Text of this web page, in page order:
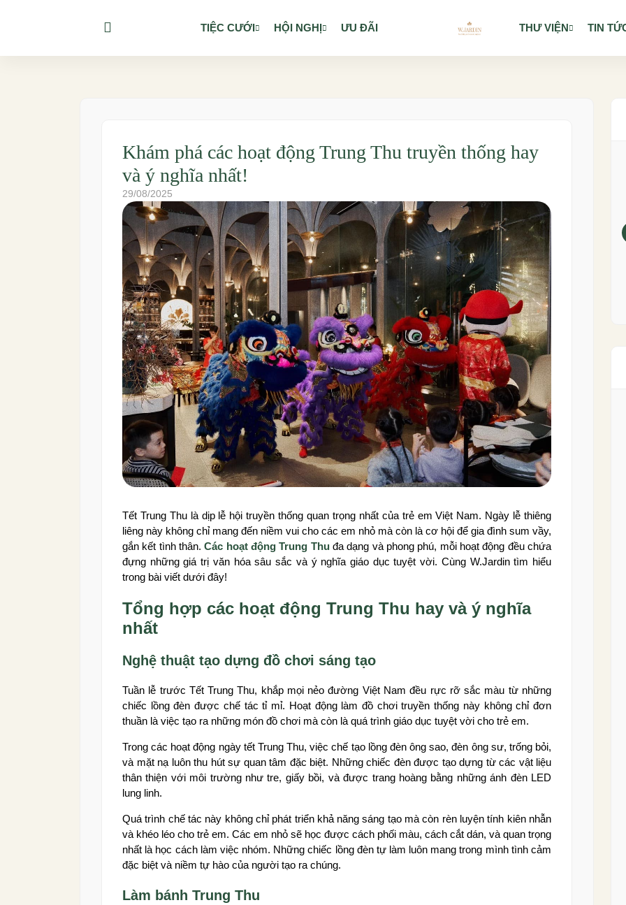
TIỆC CƯỚI HỘI NGHỊ ƯU ĐÃI THƯ VIỆN TIN
Khám phá các hoạt động Trung Thu truyền thống hay
và ý nghĩa nhất!
29/08/2025
Tết Trung Thu là dịp lễ hội truyền thống quan trọng nhất của trẻ em Việt Nam. Ngày lễ thiêng
liêng này không chỉ mang đến niềm vui cho các em nhỏ mà còn là cơ hội để gia đình sum vầy,
gắn kết tình thân.Các hoạt động Trung Thuđa dạng và phong phú, mỗi hoạt động đều chứa
đựng những giá trị văn hóa sâu sắc và ý nghĩa giáo dục tuyệt vời. Cùng W.Jardin tìm hiểu
trong bài viết dưới đây!
Tổng hợp các hoạt động Trung Thu hay và ý nghĩa
nhất
Nghệ thuật tạo dựng đồ chơi sáng tạo
Tuần lễ trước Tết Trung Thu, khắp mọi nẻo đường Việt Nam đều rực rỡ sắc màu từ những
chiếc lồng đèn được chế tác tỉ mỉ. Hoạt động làm đồ chơi truyền thống này không chỉ đơn
thuần là việc tạo ra những món đồ chơi mà còn là quá trình giáo dục tuyệt vời cho trẻ em.
Trong các hoạt động ngày tết Trung Thu, việc chế tạo lồng đèn ông sao, đèn ông sư, trống bỏi,
và mặt nạ luôn thu hút sự quan tâm đặc biệt. Những chiếc đèn được tạo dựng từ các vật liệu
thân thiện với môi trường như tre, giấy bồi, và được trang hoàng bằng những ánh đèn LED
lung linh.
Quá trình chế tác này không chỉ phát triển khả năng sáng tạo mà còn rèn luyện tính kiên nhẫn
và khéo léo cho trẻ em. Các em nhỏ sẽ học được cách phối màu, cách cắt dán, và quan trọng
nhất là học cách làm việc nhóm. Những chiếc lồng đèn tự làm luôn mang trong mình tình cảm
đặc biệt và niềm tự hào của người tạo ra chúng.
Làm bánh Trung Thu